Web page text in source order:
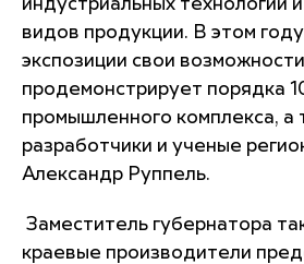
индустриальных технологий
видов продукции. В этом
экспозиции свои возможности
продемонстрирует порядка
промышленного комплекса, а
разработчики и ученые
Александр Руппель.
Заместитель губернатора
краевые производители